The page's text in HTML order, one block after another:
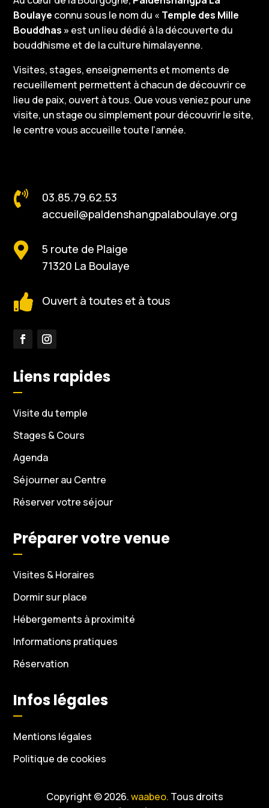
Boulaye connu sous le nom du « Temple des Mille
Bouddhas » est un lieu dédié à la découverte du
bouddhisme et de la culture himalayenne.
Visites, stages, enseignements et moments de
recueillement permettent à chacun de découvrir ce
lieu de paix, ouvert à tous. Que vous veniez pour une
visite, un stage ou simplement pour découvrir le site,
le centre vous accueille toute l’année.

03.85.79.62.53
accueil@paldenshangpalaboulaye.org

5 route de Plaige
71320 La Boulaye
 Ouvert à toutes et à tous
Liens rapides
Visite du temple
Stages & Cours
Agenda
Séjourner au Centre
Réserver votre séjour
Préparer votre venue
Visites & Horaires
Dormir sur place
Hébergements à proximité
Informations pratiques
Réservation
Infos légales
Mentions légales
Politique de cookies
Copyright © 2026.waabeo. Tous droits